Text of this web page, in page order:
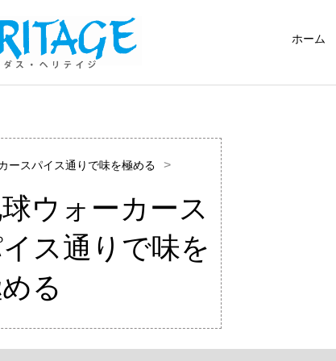
ホーム
ースパイス通りで味を極める
ウォーカース
ス通りで味を
る